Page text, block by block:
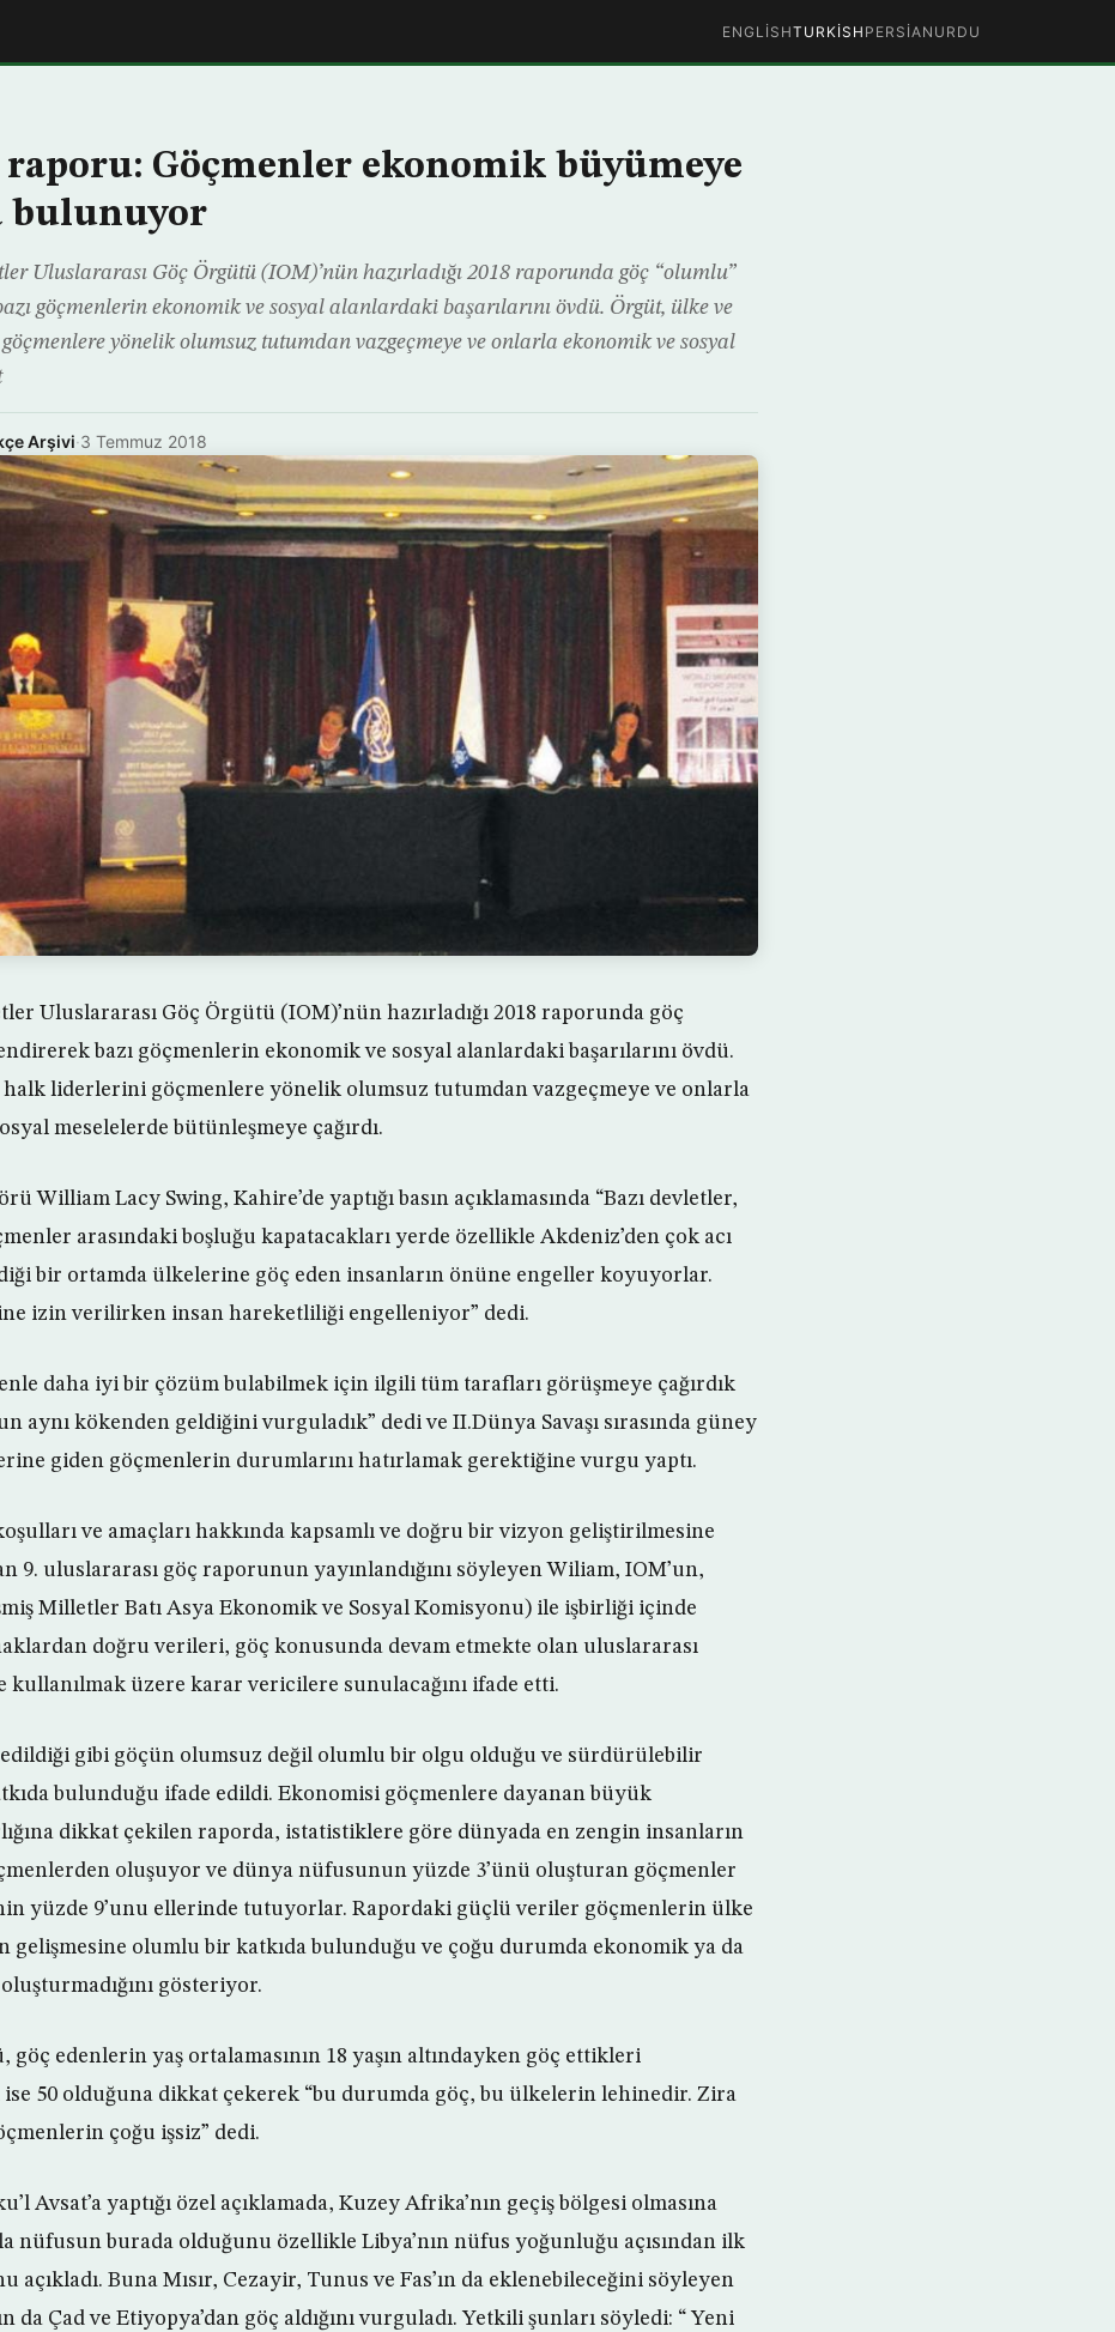
ENGLISHTURKISH PERSIAN URDU
raporu: Göçmenler ekonomik büyümeye
bulunuyor
Uluslararası Göç Örgütü (IOM)’nün hazırladığı 2018 raporunda göç “olumlu”
göçmenlerin ekonomik ve sosyal alanlardaki başarılarını övdü. Örgüt, ülke ve
yönelik olumsuz tutumdan vazgeçmeye ve onlarla ekonomik ve sosyal
Arşivi·3 Temmuz 2018
Uluslararası Göç Örgütü (IOM)’nün hazırladığı 2018 raporunda göç
bazı göçmenlerin ekonomik ve sosyal alanlardaki başarılarını övdü.
liderlerini göçmenlere yönelik olumsuz tutumdan vazgeçmeye ve onlarla
meselelerde bütünleşmeye çağırdı.
William Lacy Swing, Kahire’de yaptığı basın açıklamasında “Bazı devletler,
arasındaki boşluğu kapatacakları yerde özellikle Akdeniz’den çok acı
bir ortamda ülkelerine göç eden insanların önüne engeller koyuyorlar.
izin verilirken insan hareketliliği engelleniyor” dedi.
daha iyi bir çözüm bulabilmek için ilgili tüm tarafları görüşmeye çağırdık
aynı kökenden geldiğini vurguladık” dedi ve II.Dünya Savaşı sırasında güney
giden göçmenlerin durumlarını hatırlamak gerektiğine vurgu yaptı.
ve amaçları hakkında kapsamlı ve doğru bir vizyon geliştirilmesine
9. uluslararası göç raporunun yayınlandığını söyleyen Wiliam, IOM’un,
Milletler Batı Asya Ekonomik ve Sosyal Komisyonu) ile işbirliği içinde
doğru verileri, göç konusunda devam etmekte olan uluslararası
kullanılmak üzere karar vericilere sunulacağını ifade etti.
gibi göçün olumsuz değil olumlu bir olgu olduğu ve sürdürülebilir
bulunduğu ifade edildi. Ekonomisi göçmenlere dayanan büyük
dikkat çekilen raporda, istatistiklere göre dünyada en zengin insanların
oluşuyor ve dünya nüfusunun yüzde 3’ünü oluşturan göçmenler
yüzde 9’unu ellerinde tutuyorlar. Rapordaki güçlü veriler göçmenlerin ülke
gelişmesine olumlu bir katkıda bulunduğu ve çoğu durumda ekonomik ya da
gösteriyor.
edenlerin yaş ortalamasının 18 yaşın altındayken göç ettikleri
50 olduğuna dikkat çekerek “bu durumda göç, bu ülkelerin lehinedir. Zira
çoğu işsiz” dedi.
Avsat’a yaptığı özel açıklamada, Kuzey Afrika’nın geçiş bölgesi olmasına
nüfusun burada olduğunu özellikle Libya’nın nüfus yoğunluğu açısından ilk
açıkladı. Buna Mısır, Cezayir, Tunus ve Fas’ın da eklenebileceğini söyleyen
da Çad ve Etiyopya’dan göç aldığını vurguladı. Yetkili şunları söyledi: “ Yeni